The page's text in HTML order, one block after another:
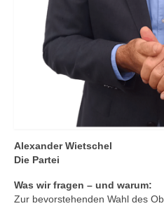
Alexander Wietschel
Die Partei
Was wir fragen – und warum:
Zur bevorstehenden Wahl des